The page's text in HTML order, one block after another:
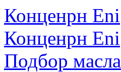
Конценрн Eni
Конценрн Eni
Подбор масла